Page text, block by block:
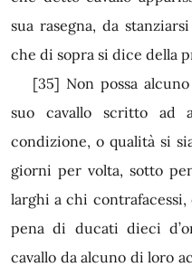
sua rasegna, da
che di sopra si dice della
[35] Non possa
suo cavallo scritto ad
condizione, o qualità si
giorni per volta, sotto
larghi a chi
pena di ducati dieci
cavallo da alcuno di loro